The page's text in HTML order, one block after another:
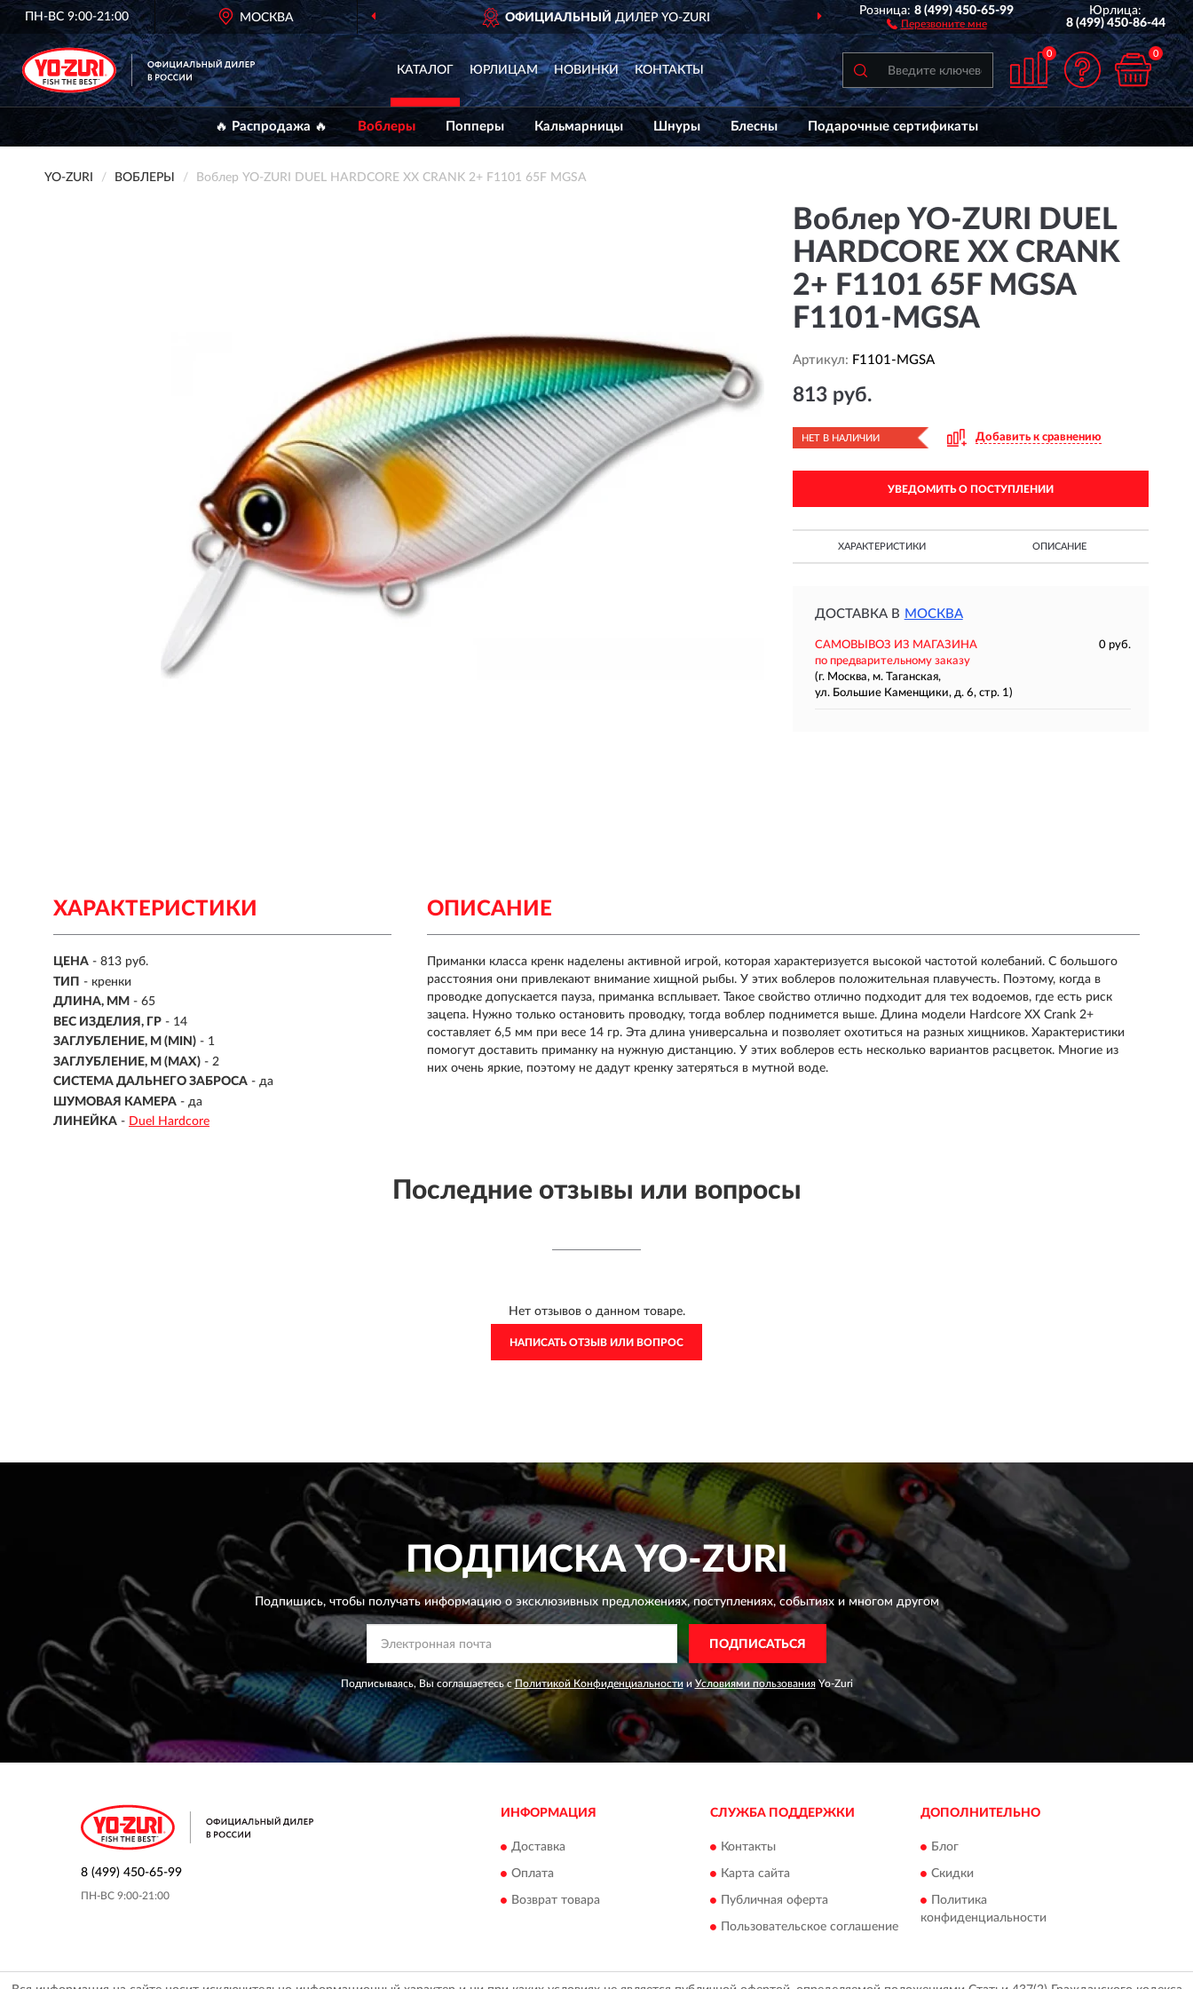
ПН-ВС 9:00-21:00 МОСКВА ОФИЦИАЛЬНЫЙ ДИЛЕР YO-ZURI ДОСТАВИМ ПО ВСЕЙ РОССИИ
Розница:8 (499) 450-65-99
Перезвоните мне
Юрлица:
8 (499) 450-86-44
КАТАЛОГ ЮРЛИЦАМ НОВИНКИ КОНТАКТЫ
0 0
🔥 Распродажа 🔥 Воблеры Попперы Кальмарницы Шнуры Блесны Подарочные сертификаты
YO-ZURI ВОБЛЕРЫ Воблер YO-ZURI DUEL HARDCORE XX CRANK 2+ F1101 65F MGSA
Воблер YO-ZURI DUEL
HARDCORE XX CRANK
2+ F1101 65F MGSA
F1101-MGSA
Артикул: F1101-MGSA
813 руб.
НЕТ В НАЛИЧИИ Добавить к сравнению
УВЕДОМИТЬ О ПОСТУПЛЕНИИ
ХАРАКТЕРИСТИКИ ОПИСАНИЕ
ДОСТАВКА В МОСКВА
САМОВЫВОЗ ИЗ МАГАЗИНА
0 руб.
по предварительному заказу
(г. Москва, м. Таганская,
ул. Большие Каменщики, д. 6, стр. 1)
ХАРАКТЕРИСТИКИ
ЦЕНА - 813 руб.
ТИП - кренки
ДЛИНА, ММ - 65
ВЕС ИЗДЕЛИЯ, ГР - 14
ЗАГЛУБЛЕНИЕ, М (MIN) - 1
ЗАГЛУБЛЕНИЕ, М (MAX) - 2
СИСТЕМА ДАЛЬНЕГО ЗАБРОСА - да
ШУМОВАЯ КАМЕРА - да
ЛИНЕЙКА - Duel Hardcore
ОПИСАНИЕ
Приманки класса кренк наделены активной игрой, которая характеризуется высокой частотой колебаний. С большого
расстояния они привлекают внимание хищной рыбы. У этих воблеров положительная плавучесть. Поэтому, когда в
проводке допускается пауза, приманка всплывает. Такое свойство отлично подходит для тех водоемов, где есть риск
зацепа. Нужно только остановить проводку, тогда воблер поднимется выше. Длина модели Hardcore XX Crank 2+
составляет 6,5 мм при весе 14 гр. Эта длина универсальна и позволяет охотиться на разных хищников. Характеристики
помогут доставить приманку на нужную дистанцию. У этих воблеров есть несколько вариантов расцветок. Многие из
них очень яркие, поэтому не дадут кренку затеряться в мутной воде.
Последние отзывы или вопросы
Нет отзывов о данном товаре.
НАПИСАТЬ ОТЗЫВ ИЛИ ВОПРОС
ПОДПИСКАYO-ZURI
Подпишись, чтобы получать информацию о эксклюзивных предложениях,поступлениях, событиях и многом другом
ПОДПИСАТЬСЯ
Подписываясь, Вы соглашаетесь сПолитикой Конфиденциальности и Условиями пользованияYo-Zuri
8 (499) 450-65-99
ПН-ВС 9:00-21:00
ИНФОРМАЦИЯ
Доставка
Оплата
Возврат товара
СЛУЖБА ПОДДЕРЖКИ
Контакты
Карта сайта
Публичная оферта
Пользовательское соглашение
ДОПОЛНИТЕЛЬНО
Блог
Скидки
Политика
конфиденциальности